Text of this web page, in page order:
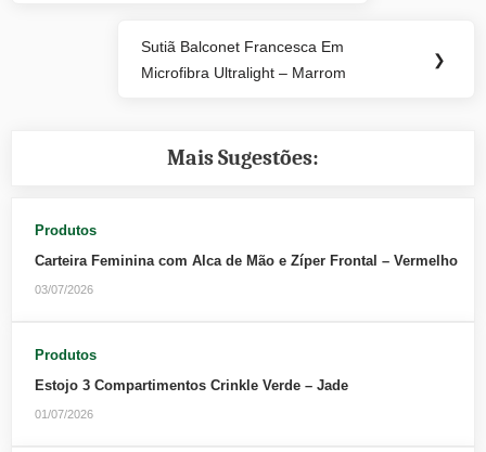
Next
Post:
Sutiã Balconet Francesca Em
Microfibra Ultralight – Marrom
❯
Mais Sugestões:
Produtos
Carteira Feminina com Alca de Mão e Zíper Frontal – Vermelho
03/07/2026
Produtos
Estojo 3 Compartimentos Crinkle Verde – Jade
01/07/2026